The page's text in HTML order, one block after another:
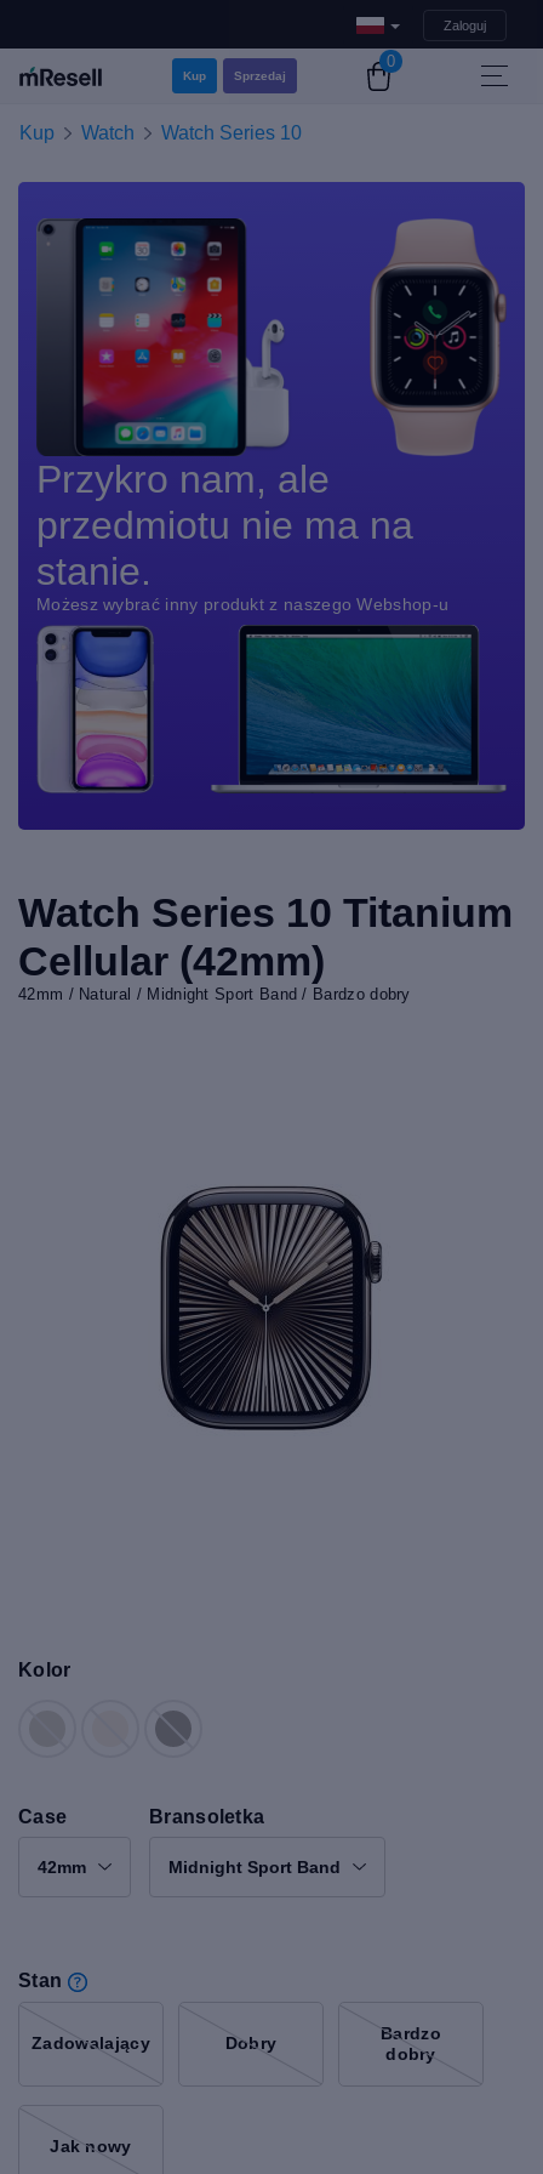
Zaloguj
Kup Sprzedaj
0
Kup Watch Watch Series 10
Przykro nam, ale
przedmiotu nie ma na
stanie.
Możesz wybrać inny produkt z naszego Webshop-u
Watch Series 10 Titanium
Cellular (42mm)
42mm / Natural / Midnight Sport Band / Bardzo dobry
Kolor
Case
42mm
Bransoletka
Midnight Sport Band
Stan
Zadowalający Dobry
Bardzo
dobry
Jak nowy